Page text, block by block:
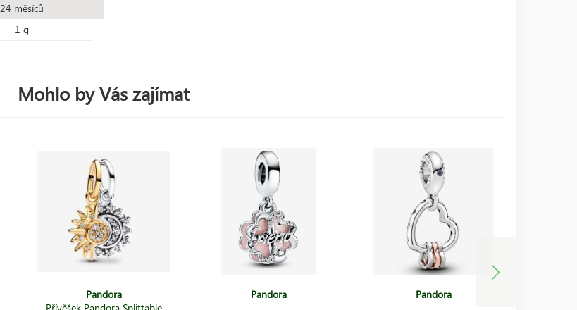
24 měsíců
1 g
Mohlo by Vás zajímat
Pandora
Přívěšek Pandora Splittable
Pandora
Pandora